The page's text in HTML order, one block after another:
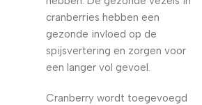
cranberries hebben een
gezonde invloed op de
spijsvertering en zorgen voor
een langer vol gevoel.
Cranberry wordt toegevoegd